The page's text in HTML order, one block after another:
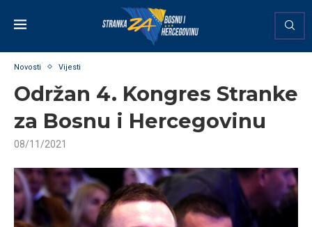
Novosti Vijesti
Održan 4. Kongres Stranke
za Bosnu i Hercegovinu
08/11/2021